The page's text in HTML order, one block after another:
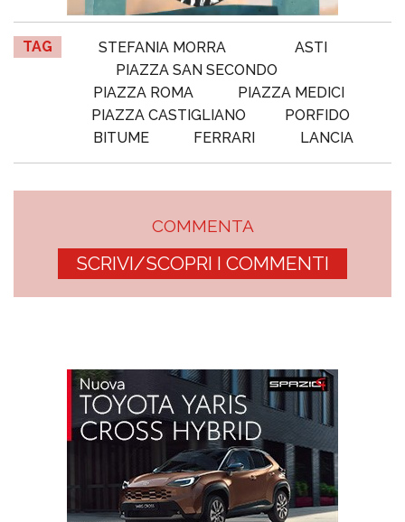
TAG STEFANIA MORRA
ASTI
PIAZZA SAN SECONDO
PIAZZA ROMA
PIAZZA MEDICI
PIAZZA CASTIGLIANO
PORFIDO
BITUME
FERRARI LANCIA
COMMENTA
SCRIVI/SCOPRI I COMMENTI